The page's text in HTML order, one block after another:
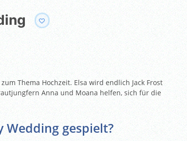
Thema Hochzeit. Elsa wird endlich Jack Frost
Anna und Moana helfen, sich für die
Wedding gespielt?